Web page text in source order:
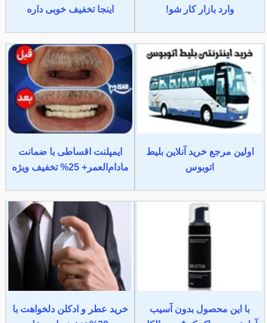
وارد بازار کار شو!
اینجا تخفیف خوبی داره
اولین مرجع خرید آنلاین بلیط
اتوبوس
ایمپلنت اقساطی با ضمانت
مادام‌العمر+ 25% تخفیف ویژه
با این محصول بدون آسیب
خرید عطر و ادکلن دلخواهت با